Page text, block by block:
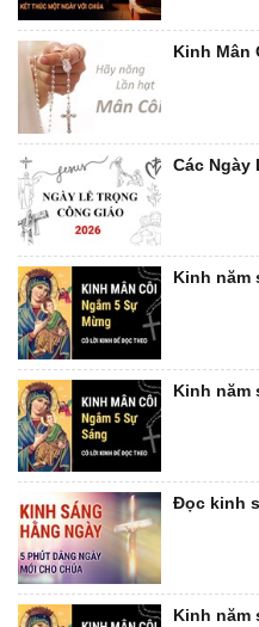
Kinh Mân
Các Ngày
Kinh năm
Kinh năm
Đọc kinh
Kinh năm